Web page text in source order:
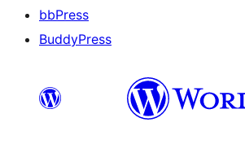
bbPress
BuddyPress